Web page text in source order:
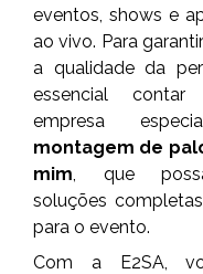
eventos, shows e
ao vivo. Para
a qualidade da
essencial
empresa
montagem de
mim , que
soluções
para o evento.
Com a E2SA,